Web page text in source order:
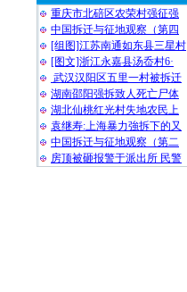
重庆市北碚区农荣村强征强
中国拆迁与征地观察（第四
[组图]江苏南通如东县三星村
[图文]浙江永嘉县汤岙村6·
武汉汉阳区五里一村被拆迁
湖南邵阳强拆致人死亡尸体
湖北仙桃红光村失地农民上
袁继寿:上海暴力強拆下的又
中国拆迁与征地观察（第二
房顶被砸报警于派出所 民警